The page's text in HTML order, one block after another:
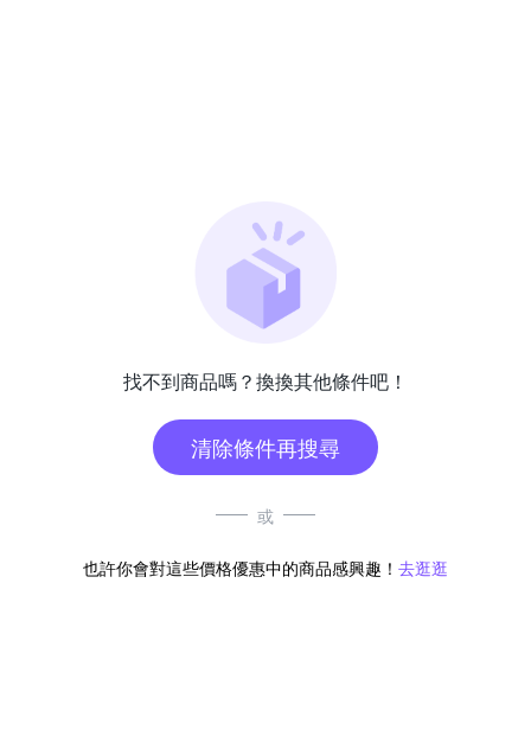
找不到商品嗎？換換其他條件吧！
清除條件再搜尋
或
也許你會對這些價格優惠中的商品感興趣！ 去逛逛